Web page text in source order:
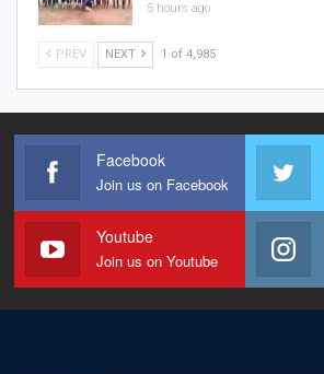
5 hours ago
PREV NEXT 1 of 4,985
Facebook
Join us on Facebook
Youtube
Join us on Youtube